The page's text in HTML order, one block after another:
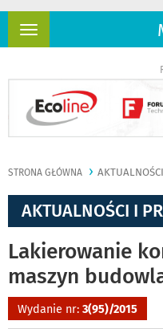
Rozwiń
STRONA GŁÓWNA
AKTUALNOŚCI I
Lakierowanie
maszyn
Wydanie nr: 3(95)/2015